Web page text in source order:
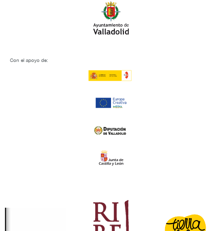
Con el apoyo de: